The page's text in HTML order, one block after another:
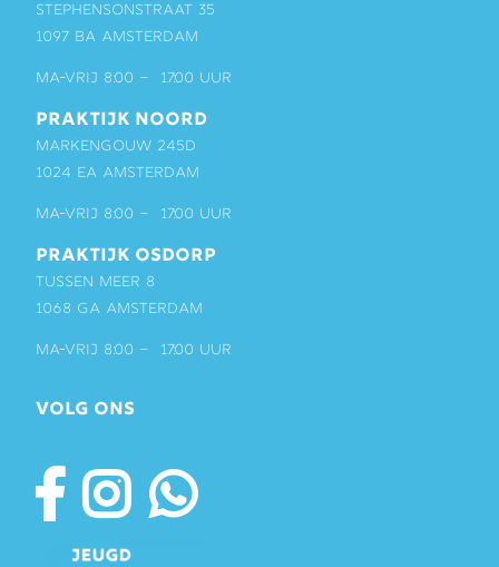
Stephensonstraat 35
1097 BA Amsterdam
ma-vrij 8:00 – 17:00 uur
PRAKTIJK NOORD
Markengouw 245D
1024 EA Amsterdam
ma-vrij 8:00 – 17:00 uur
PRAKTIJK OSDORP
Tussen Meer 8
1068 GA Amsterdam
ma-vrij 8:00 – 17:00 uur
VOLG ONS